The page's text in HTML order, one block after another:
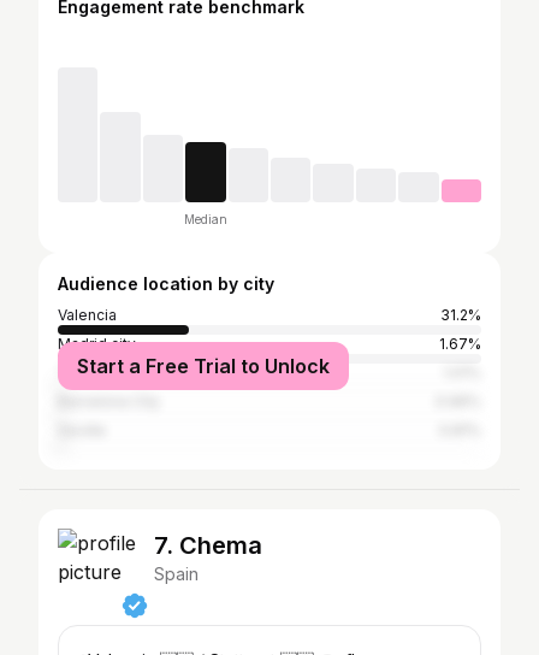
Engagement rate benchmark
Median
Audience location by city
Valencia
31.2%
Madrid city
1.67%
Torrent
Start a Free Trial to Unlock
7. Chema
Spain